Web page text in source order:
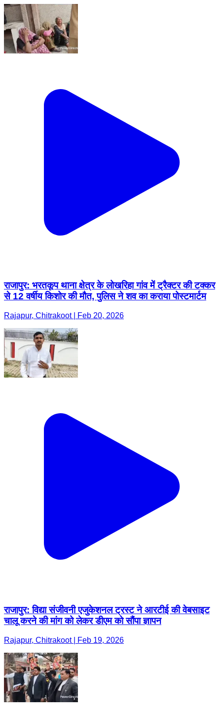
राजापुर: भरतकूप थाना क्षेत्र के लोखरिहा गांव में ट्रैक्टर की टक्कर
से 12 वर्षीय किशोर की मौत, पुलिस ने शव का कराया पोस्टमार्टम
Rajapur, Chitrakoot | Feb 20, 2026
राजापुर: विद्या संजीवनी एजुकेशनल ट्रस्ट ने आरटीई की वेबसाइट
चालू करने की मांग को लेकर डीएम को सौंपा ज्ञापन
Rajapur, Chitrakoot | Feb 19, 2026